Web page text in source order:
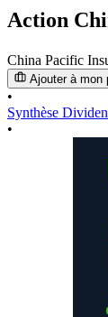
Action
China Pacific
Ajouter à mon
•
Synthèse
•